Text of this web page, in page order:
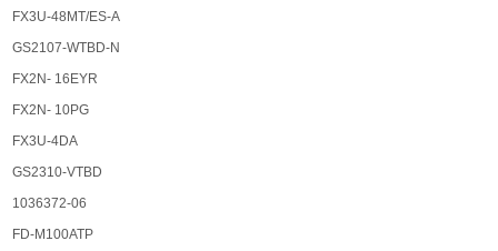
FX3U-48MT/ES-A
GS2107-WTBD-N
FX2N- 16EYR
FX2N- 10PG
FX3U-4DA
GS2310-VTBD
1036372-06
FD-M100ATP